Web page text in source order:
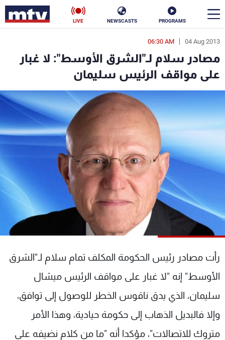
PROGRAMS
NEWSCASTS
LIVE
04 Aug 2013
06:30 AM
مصادر سلام لـ"الشرق الأوسط": لا غبار
على مواقف الرئيس سليمان
رأت مصادر رئيس الحكومة المكلف تمام سلام لـ"الشرق
الأوسط" إنه "لا غبار على مواقف الرئيس ميشال
سليمان، الذي يدق ناقوس الخطر للوصول إلى توافق،
وإلا فالبديل الذهاب إلى حكومة حيادية، وهذا الأمر
متروك للاتصالات"، مؤكدا أنه "ما من كلام نضيفه على
en
الأخبار
سياسة ناس
إقتصاد فن
كأس العالم
البرامج
جدول البرامج
شاهد البرامج
الترددات
عن MTV
الإنـتـاج
لاعلاناتكم
وظائف
تواصل معنا
شروط الإسـتخدام
سياسة الخصوصية